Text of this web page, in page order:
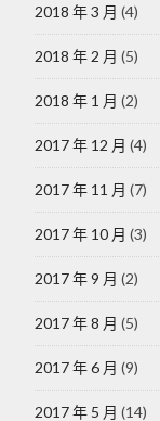
2018 年 3 月 (4)
2018 年 2 月 (5)
2018 年 1 月 (2)
2017 年 12 月 (4)
2017 年 11 月 (7)
2017 年 10 月 (3)
2017 年 9 月 (2)
2017 年 8 月 (5)
2017 年 6 月 (9)
2017 年 5 月 (14)